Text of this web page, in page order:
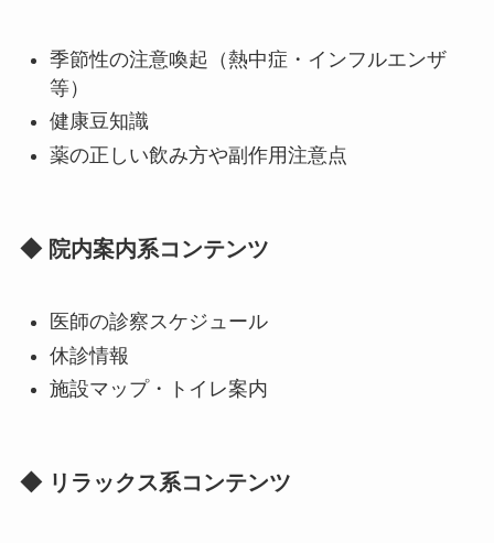
季節性の注意喚起（熱中症・インフルエンザ
等）
健康豆知識
薬の正しい飲み方や副作用注意点
◆ 院内案内系コンテンツ
医師の診察スケジュール
休診情報
施設マップ・トイレ案内
◆ リラックス系コンテンツ